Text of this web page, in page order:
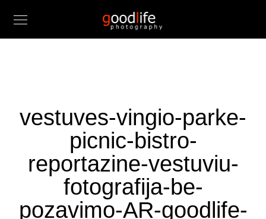
vestuves-vingio-parke-
picnic-bistro-
reportazine-vestuviu-
fotografija-be-
pozavimo-AR-goodlife-